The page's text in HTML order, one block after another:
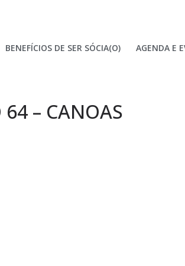
BENEFÍCIOS DE SER SÓCIA(O) AGENDA E
– CANOAS